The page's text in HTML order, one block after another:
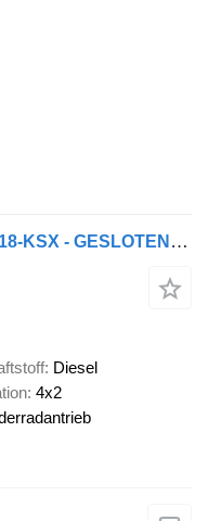
Renault Master 170.35 L2H2 - V-18-KSX - GESLOTEN GRIJS METALLIC - EURO 6
Diesel
4x2